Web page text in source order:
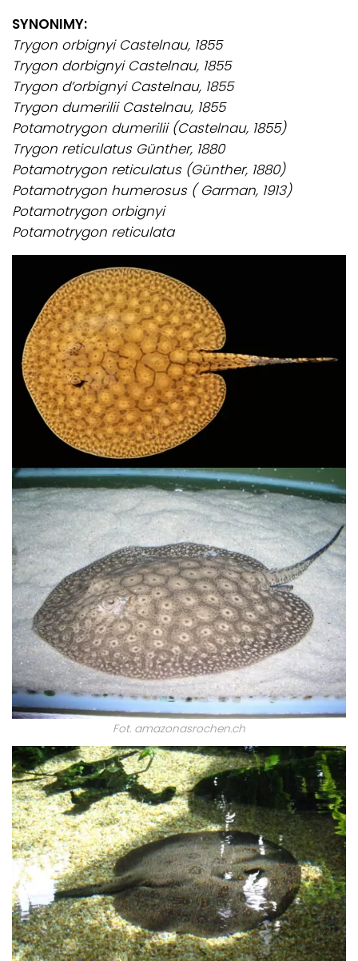
SYNONIMY:
Trygon orbignyi Castelnau, 1855
Trygon dorbignyi Castelnau, 1855
Trygon d’orbignyi Castelnau, 1855
Trygon dumerilii Castelnau, 1855
Potamotrygon dumerilii (Castelnau, 1855)
Trygon reticulatus Günther, 1880
Potamotrygon reticulatus (Günther, 1880)
Potamotrygon humerosus ( Garman, 1913)
Potamotrygon orbignyi
Potamotrygon reticulata
Fot. amazonasrochen.ch